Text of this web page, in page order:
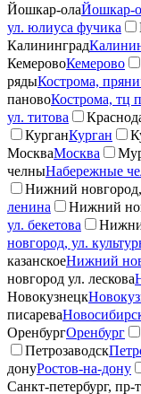
Йошкар-олаЙошкар-
ул. юлиуса фучика
Калининград
КемеровоКемерово
рядыКострома,
пановоКострома, тц
ул. титова
КурганКурган
МоскваМосква
челныНабережные
Нижний
ленина
Нижний
ул. бекетова
новгород, ул.
казанскоеНижний
новгород ул. лескова
Новокузнецк
писарева
ОренбургОренбург
Петрозаводск
донуРостов-на-дону
Санкт-петербург, пр-